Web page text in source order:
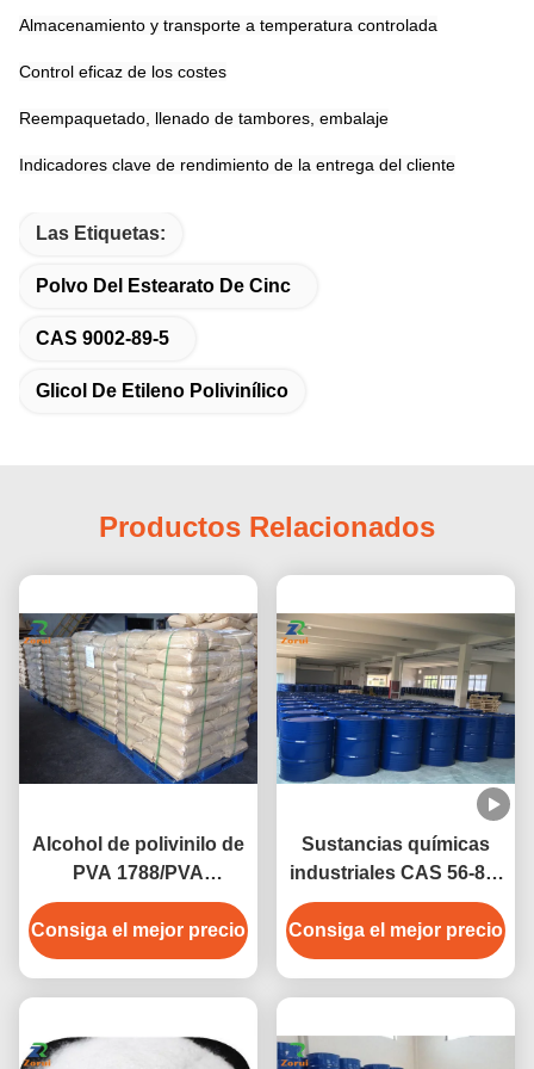
Almacenamiento y transporte a temperatura controlada
Control eficaz de los costes
Reempaquetado, llenado de tambores, embalaje
Indicadores clave de rendimiento de la entrega del cliente
Las Etiquetas:
Polvo Del Estearato De Cinc
CAS 9002-89-5
Glicol De Etileno Polivinílico
Productos Relacionados
Alcohol de polivinilo de
PVA 1788/PVA
2488/PVA 2688/CAS
9002-89-5
Consiga el mejor precio
Sustancias químicas
industriales CAS 56-81-
5 del grado del glicerol
de la glicerina
Consiga el mejor precio